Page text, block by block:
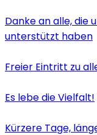
Danke an alle, die
unterstützt haben
Freier Eintritt zu
Es lebe die Vielfalt!
Kürzere Tage,